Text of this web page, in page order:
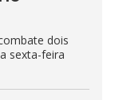
dois
sexta-feira